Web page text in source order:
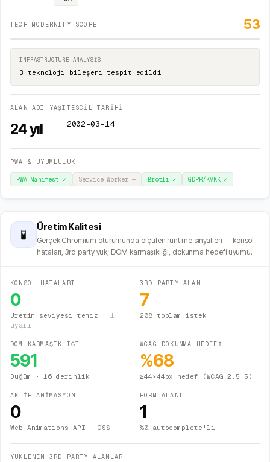
TECH MODERNITY SCORE 53
INFRASTRUCTURE ANALYSIS
3 teknoloji bileşeni tespit edildi.
ALAN ADI YAŞI
24yıl
TESCİL TARİHİ
2002-03-14
PWA & UYUMLULUK
PWA Manifest✓ Service Worker — Brotli✓ GDPR/KVKK✓
🧪
Üretim Kalitesi
Gerçek Chromium oturumunda ölçülen runtime sinyalleri — konsol
hataları, 3rd party yük, DOM karmaşıklığı, dokunma hedefi uyumu.
KONSOL HATALARI
0
Üretim seviyesi temiz ·1
uyarı
3RD PARTY ALAN
7
208 toplam istek
DOM KARMAŞIKLIĞI
591
Düğüm · 16 derinlik
WCAG DOKUNMA HEDEFİ
%68
≥44×44px hedef (WCAG 2.5.5)
AKTİF ANİMASYON
0
Web Animations API + CSS
FORM ALANI
1
%0 autocomplete'li
YÜKLENEN 3RD PARTY ALANLAR